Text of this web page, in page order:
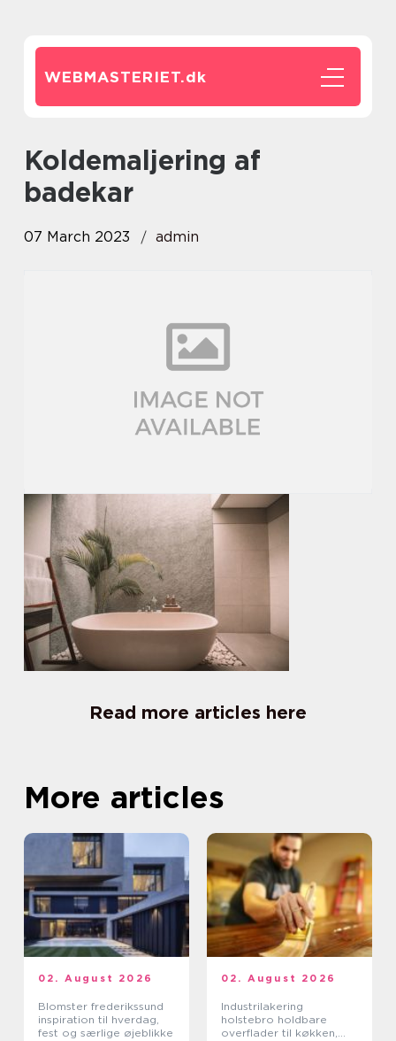
WEBMASTERIET.dk
Koldemaljering af
badekar
07 March 2023 admin
Read more articles here
More articles
02. August 2026
Blomster frederikssund
inspiration til hverdag,
fest og særlige øjeblikke
02. August 2026
Industrilakering
holstebro holdbare
overflader til køkken,